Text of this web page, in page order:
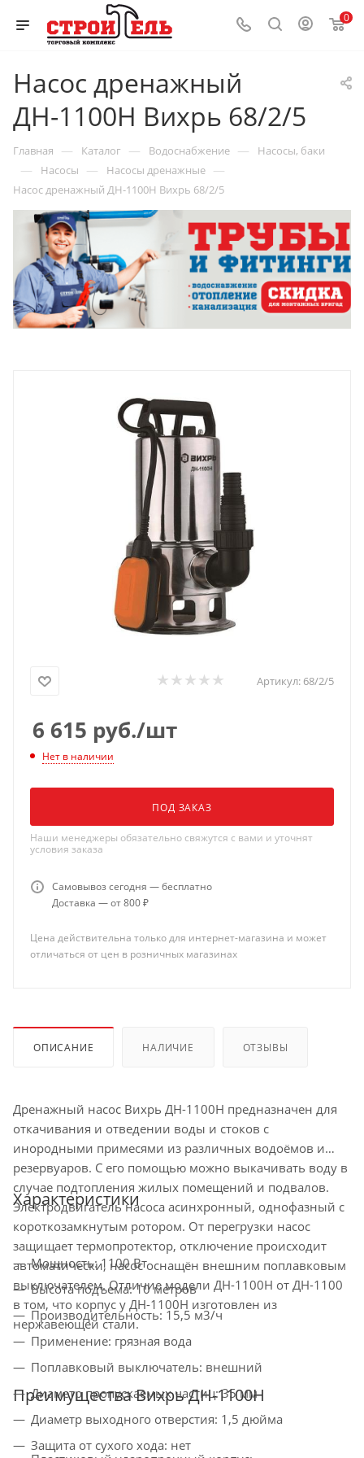
0
Насос дренажный
ДН-1100H Вихрь 68/2/5
Главная — Каталог — Водоснабжение — Насосы, баки
— Насосы — Насосы дренажные —
Насос дренажный ДН-1100H Вихрь 68/2/5
Артикул: 68/2/5
6 615 руб./шт
Нет в наличии
ПОД ЗАКАЗ
Наши менеджеры обязательно свяжутся с вами и уточнят
условия заказа
Самовывоз сегодня — бесплатно
Доставка — от 800 ₽
Цена действительна только для интернет-магазина и может
отличаться от цен в розничных магазинах
ОПИСАНИЕ НАЛИЧИЕ ОТЗЫВЫ
Дренажный насос Вихрь ДН-1100Н предназначен для
откачивания и отведении воды и стоков с
инородными примесями из различных водоёмов и
резервуаров. С его помощью можно выкачивать воду в
случае подтопления жилых помещений и подвалов.
Электродвигатель насоса асинхронный, однофазный с
короткозамкнутым ротором. От перегрузки насос
защищает термопротектор, отключение происходит
автоматически, насос оснащён внешним поплавковым
выключателем. Отличие модели ДН-1100Н от ДН-1100
в том, что корпус у ДН-1100Н изготовлен из
нержавеющей стали.
Характеристики
Мощность: 1100 Вт
Высота подъема: 10 метров
Производительность: 15,5 м3/ч
Применение: грязная вода
Поплавковый выключатель: внешний
Диаметр пропускаемых частиц: 35 мм
Диаметр выходного отверстия: 1,5 дюйма
Защита от сухого хода: нет
Преимущества Вихрь ДН-1100Н